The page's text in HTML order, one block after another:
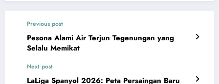
Previous post
Pesona Alami Air Terjun Tegenungan yang
Selalu Memikat
Next post
LaLiga Spanyol 2026: Peta Persaingan Baru